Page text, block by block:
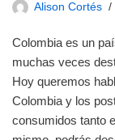
Alison Cortés
Colombia es un
muchas veces
Hoy queremos
Colombia y los
consumidos tanto